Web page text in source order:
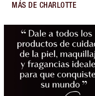
MÁS DE CHARLOTTE